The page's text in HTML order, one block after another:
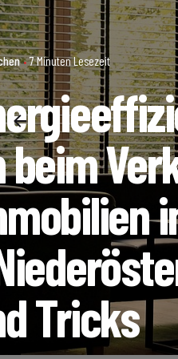
7 Minuten Lesezeit
beim
Tricks